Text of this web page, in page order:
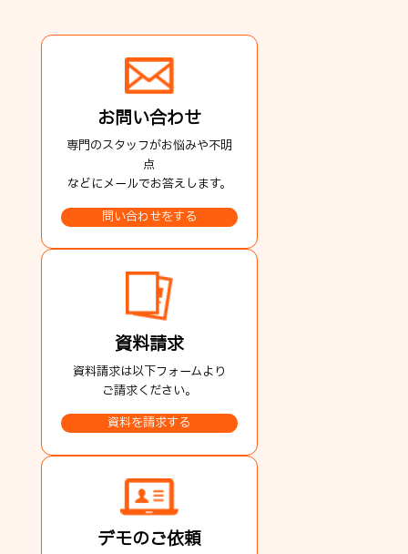
お問い合わせ
専門のスタッフがお悩みや不明
点
などにメールでお答えします。
問い合わせをする
資料請求
資料請求は以下フォームより
ご請求ください。
資料を請求する
デモのご依頼